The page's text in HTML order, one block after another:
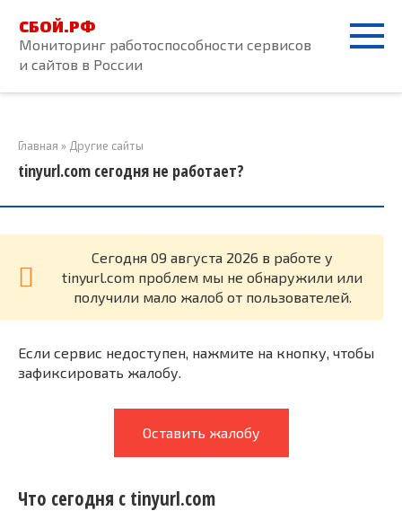
контенту
СБОЙ.РФ
Мониторинг работоспособности сервисов
и сайтов в России
Главная » Другие сайты
tinyurl.com сегодня не работает?
Cегодня 09 августа 2026 в работе у
tinyurl.com проблем мы не обнаружили или
получили мало жалоб от пользователей.
Если сервис недоступен, нажмите на кнопку, чтобы
зафиксировать жалобу.
Оставить жалобу
Что сегодня с tinyurl.com